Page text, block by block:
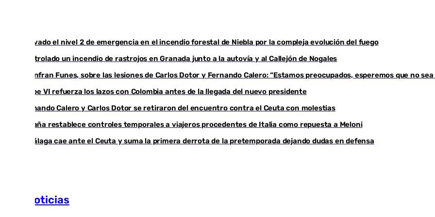
Activado el nivel 2 de emergencia en el incendio forestal de Niebla por la compleja evolución del fuego
Controlado un incendio de rastrojos en Granada junto a la autovía y al Callejón de Nogales
Juanfran Funes, sobre las lesiones de Carlos Dotor y Fernando Calero: “Estamos preocupados, esperemos que no sea
Felipe VI refuerza los lazos con Colombia antes de la llegada del nuevo presidente
Fernando Calero y Carlos Dotor se retiraron del encuentro contra el Ceuta con molestias
España restablece controles temporales a viajeros procedentes de Italia como repuesta a Meloni
El Málaga cae ante el Ceuta y suma la primera derrota de la pretemporada dejando dudas en defensa
Más noticias